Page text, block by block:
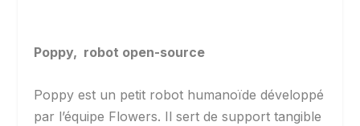
Poppy, robot open-source
Poppy est un petit robot humanoïde développé
par l’équipe Flowers. Il sert de support tangible